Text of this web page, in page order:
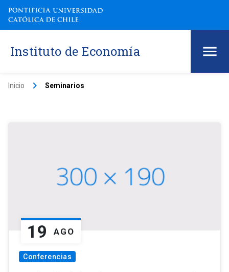
Instituto de Economía
Inicio keyboard_arrow_right Seminarios
19 AGO
Conferencias